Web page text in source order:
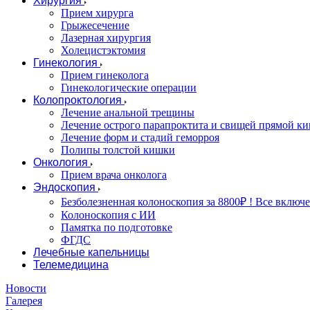
Прием хирурга
Грыжесечение
Лазерная хирургия
Холецистэктомия
Гинекология
Прием гинеколога
Гинекологические операции
Колопроктология
Лечение анальной трещины
Лечение острого парапроктита и свищей прямой
Лечение форм и стадий геморроя
Полипы толстой кишки
Онкология
Прием врача онколога
Эндоскопия
Безболезненная колоноскопия за 8800₽ ! Все
Колоноскопия с ИИ
Памятка по подготовке
ФГДС
Лечебные капельницы
Телемедицина
Новости
Галерея